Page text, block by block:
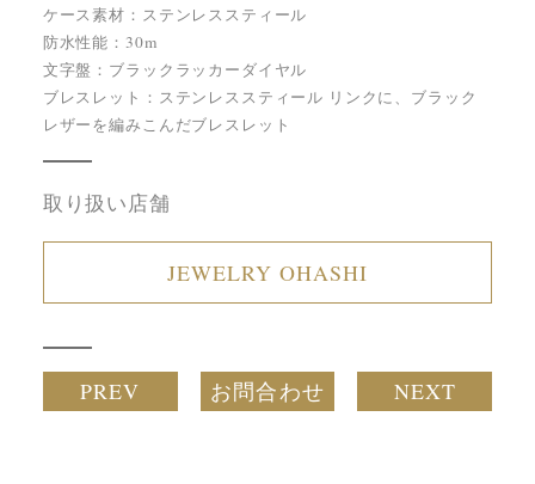
ケース素材：ステンレススティール
防水性能：30m
文字盤：ブラックラッカーダイヤル
ブレスレット：ステンレススティール リンクに、ブラック
レザーを編みこんだブレスレット
取り扱い店舗
JEWELRY OHASHI
PREV お問合わせ NEXT